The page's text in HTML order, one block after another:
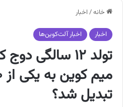
خانه/ اخبار
اخبار اخبار آلت‌کوین‌ها
تولد ۱۲
تبدیل شد؟